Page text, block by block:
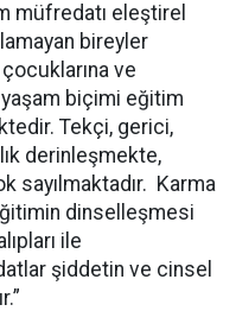
müfredatı eleştirel
bireyler
ve
yaşam biçimi eğitim
Tekçi, gerici,
derinleşmekte,
sayılmaktadır. Karma
dinselleşmesi
ile
şiddetin ve cinsel